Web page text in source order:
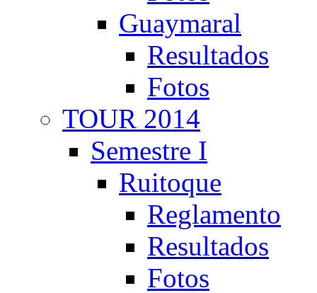
Guaymaral
Resultados
Fotos
TOUR 2014
Semestre I
Ruitoque
Reglamento
Resultados
Fotos